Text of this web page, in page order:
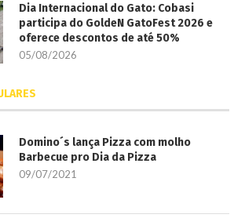
Dia Internacional do Gato: Cobasi
participa do GoldeN GatoFest 2026 e
oferece descontos de até 50%
05/08/2026
Domino´s lança Pizza com molho
Barbecue pro Dia da Pizza
09/07/2021